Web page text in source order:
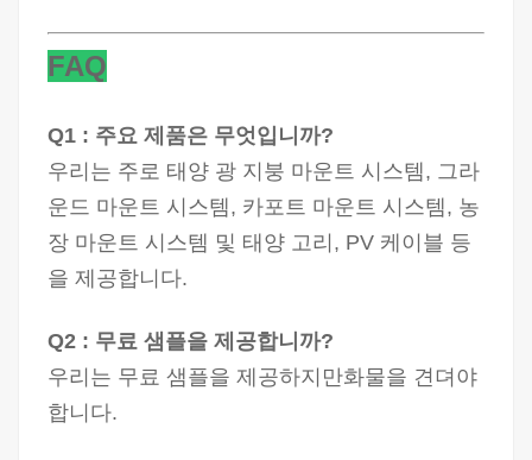
FAQ
Q1 : 주요 제품은 무엇입니까?
우리는 주로 태양 광 지붕 마운트 시스템, 그라
운드 마운트 시스템, 카포트 마운트 시스템, 농
장 마운트 시스템 및 태양 고리, PV 케이블 등
을 제공합니다.
Q2 : 무료 샘플을 제공합니까?
우리는 무료 샘플을 제공하지만화물을 견뎌야
합니다.